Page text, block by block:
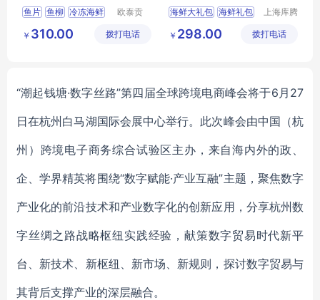
鱼片 鱼柳 冷冻海鲜
欧泰贡
食品有限
￥ 310.00 拨打电话
直供
海鲜大礼包 海鲜礼包
上海库腾
公司
￥ 298.00 拨打电话
“潮起钱塘·数字丝路”第四届全球跨境电商峰会将于6月27
日在杭州白马湖国际会展中心举行。此次峰会由中国（杭
州）跨境电子商务综合试验区主办，来自海内外的政、
企、学界精英将围绕“数字赋能·产业互融”主题，聚焦数字
产业化的前沿技术和产业数字化的创新应用，分享杭州数
字丝绸之路战略枢纽实践经验，献策数字贸易时代新平
台、新技术、新枢纽、新市场、新规则，探讨数字贸易与
其背后支撑产业的深层融合。